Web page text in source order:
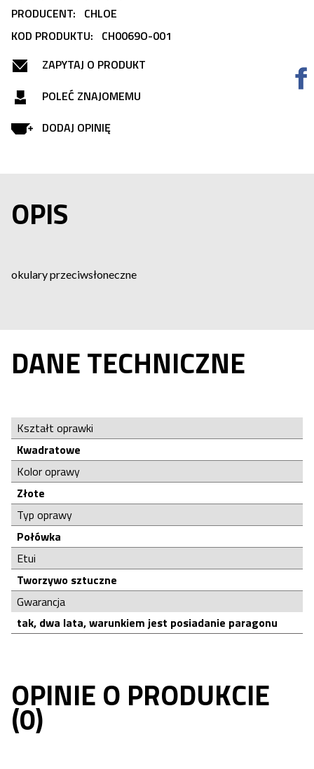
PRODUCENT: CHLOE
KOD PRODUKTU: CH0069O-001
ZAPYTAJ O PRODUKT
POLEĆ ZNAJOMEMU
DODAJ OPINIĘ
OPIS
okulary przeciwsłoneczne
DANE TECHNICZNE
Kształt oprawki
Kwadratowe
Kolor oprawy
Złote
Typ oprawy
Połówka
Etui
Tworzywo sztuczne
Gwarancja
tak, dwa lata, warunkiem jest posiadanie paragonu
OPINIE O PRODUKCIE
(0)